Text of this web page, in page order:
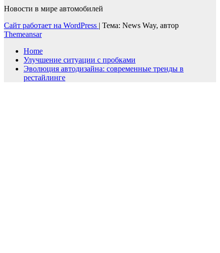
Новости в мире автомобилей
Сайт работает на WordPress | Тема: News Way, автор
Themeansar
Home
Улучшение ситуации с пробками
Эволюция автодизайна: современные тренды в
рестайлинге